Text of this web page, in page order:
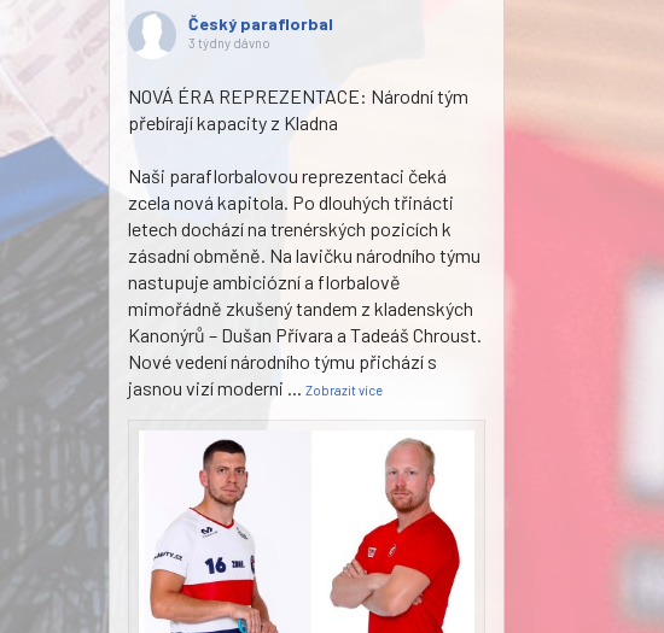
Český paraflorbal
3 týdny dávno
NOVÁ ÉRA REPREZENTACE: Národní tým
přebírají kapacity z Kladna
Naši paraflorbalovou reprezentaci čeká
zcela nová kapitola. Po dlouhých třinácti
letech dochází na trenérských pozicích k
zásadní obměně. Na lavičku národního týmu
nastupuje ambiciózní a florbalově
mimořádně zkušený tandem z kladenských
Kanonýrů – Dušan Přívara a Tadeáš Chroust.
Nové vedení národního týmu přichází s
jasnou vizí moderni ... Zobrazit více